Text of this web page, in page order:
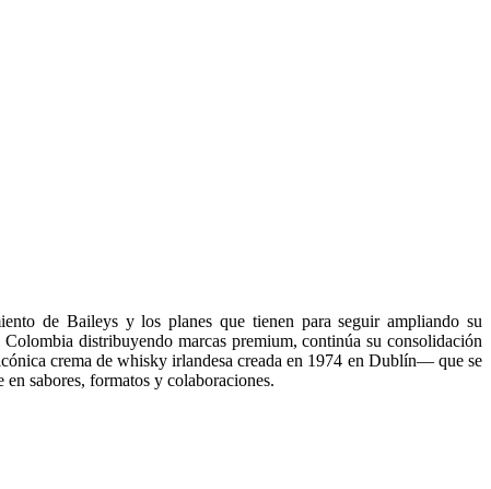
de Baileys y los planes que tienen para seguir ampliando su
distribuyendo marcas premium, continúa su consolidación
crema de whisky irlandesa creada en 1974 en Dublín— que se
sabores, formatos y colaboraciones.